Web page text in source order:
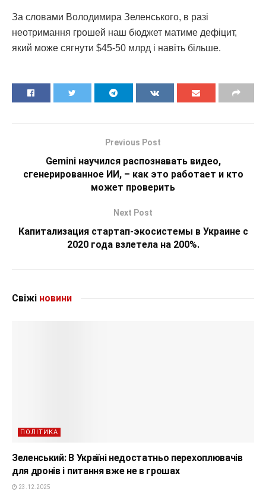
За словами Володимира Зеленського, в разі
неотримання грошей наш бюджет матиме дефіцит,
який може сягнути $45-50 млрд і навіть більше.
Previous Post
Gemini научился распознавать видео,
сгенерированное ИИ, – как это работает и кто
может проверить
Next Post
Капитализация стартап-экосистемы в Украине с
2020 года взлетела на 200%.
Свіжі новини
ПОЛІТИКА
Зеленський: В Україні недостатньо перехоплювачів
для дронів і питання вже не в грошах
23.12.2025